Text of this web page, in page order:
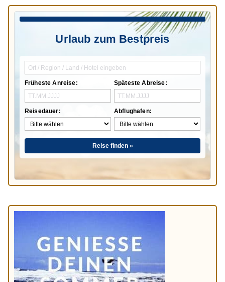
Urlaub zum Bestpreis
Früheste Anreise:
Reisedauer:
Späteste Abreise:
Abflughafen:
Reise finden »